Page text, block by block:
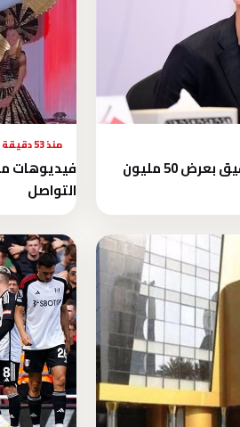
بيراميدز يزاحم الأهلي على ضم أكرم توفيق بعرض 50 مليون
منذ 53 دقيقة
فيديوهات
التواصل